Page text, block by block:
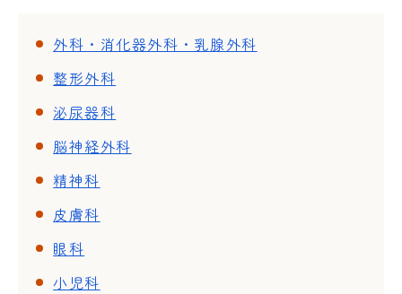
外科・消化器外科・乳腺外科
整形外科
泌尿器科
脳神経外科
精神科
皮膚科
眼科
小児科